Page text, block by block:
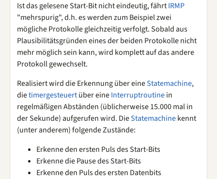
Ist das gelesene Start-Bit nicht eindeutig, fährtIRMP
"mehrspurig", d.h. es werden zum Beispiel zwei
mögliche Protokolle gleichzeitig verfolgt. Sobald aus
Plausibilitätsgründen eines der beiden Protokolle nicht
mehr möglich sein kann, wird komplett auf das andere
Protokoll gewechselt.
Realisiert wird die Erkennung über eineStatemachine,
dietimergesteuertüber eineInterruptroutinein
regelmäßigen Abständen (üblicherweise 15.000 mal in
der Sekunde) aufgerufen wird. DieStatemachinekennt
(unter anderem) folgende Zustände:
Erkenne den ersten Puls des Start-Bits
Erkenne die Pause des Start-Bits
Erkenne den Puls des ersten Datenbits